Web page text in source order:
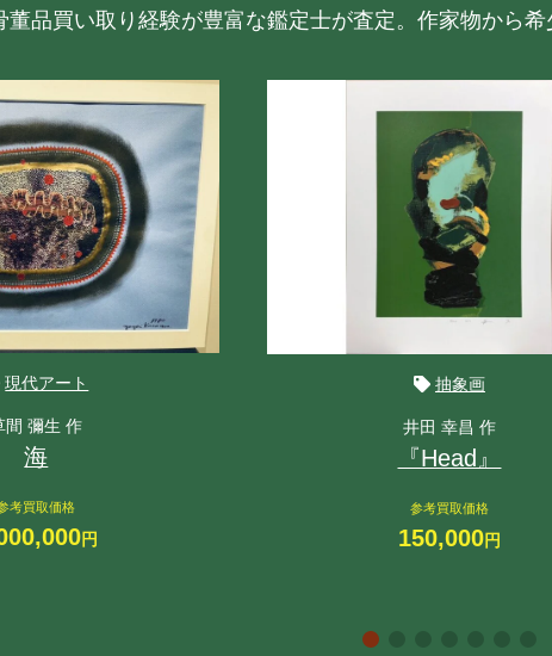
董品買い取り経験が豊富な鑑定士が査定。作家物から希
現代アート
間 彌生 作
海
考買取価格
円
抽象画
井田 幸昌 作
『Head』
参考買取価格
150,000円